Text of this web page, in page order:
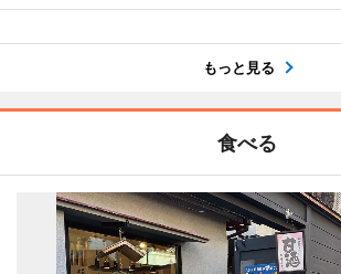
もっと見る
食べる